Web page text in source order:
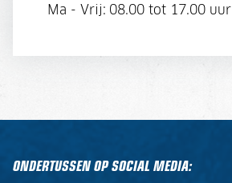
Ma - Vrij: 08.00 tot 17.00 uur
ONDERTUSSEN OP SOCIAL MEDIA: